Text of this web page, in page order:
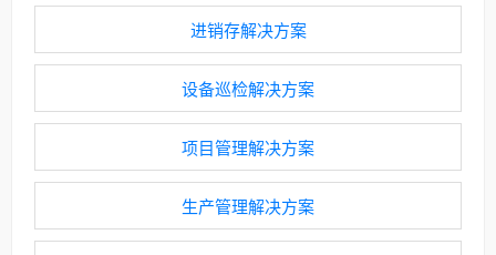
进销存解决方案
设备巡检解决方案
项目管理解决方案
生产管理解决方案